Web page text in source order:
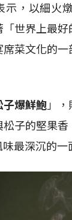
示，以細火
世界上最好
菜文化的
子爆鮮鮑」，
子的堅果
最深沉的一